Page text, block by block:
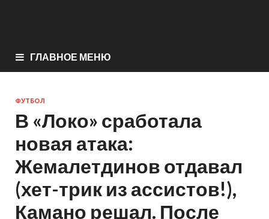
ГЛАВНОЕ МЕНЮ
ФУТБОЛ
В «Локо» сработала
новая атака:
Жемалетдинов отдавал
(хет-трик из ассистов!),
Камано решал. После